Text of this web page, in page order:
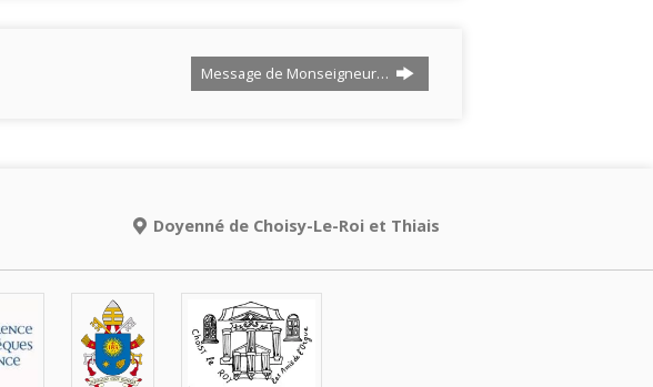
Message de Monseigneur…
Doyenné de Choisy-Le-Roi et Thiais